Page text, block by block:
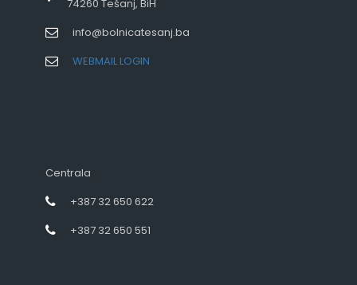
74260 Tešanj, BiH
info@bolnicatesanj.ba
WEBMAIL LOGIN
Centrala
+387 32 650 622
+387 32 650 551